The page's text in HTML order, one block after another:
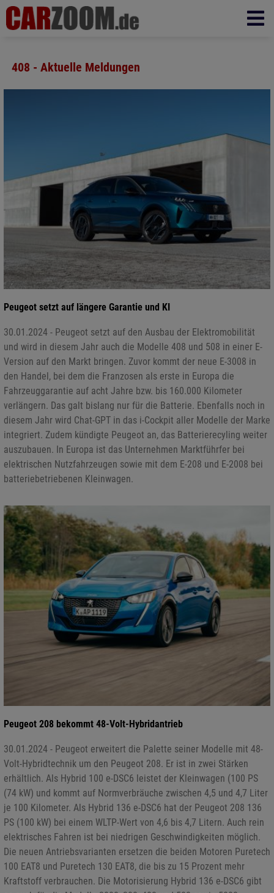
408 - Aktuelle Meldungen
Peugeot setzt auf längere Garantie und KI
30.01.2024 - Peugeot setzt auf den Ausbau der Elektromobilität
und wird in diesem Jahr auch die Modelle 408 und 508 in einer E-
Version auf den Markt bringen. Zuvor kommt der neue E-3008 in
den Handel, bei dem die Franzosen als erste in Europa die
Fahrzeuggarantie auf acht Jahre bzw. bis 160.000 Kilometer
verlängern. Das galt bislang nur für die Batterie. Ebenfalls noch in
diesem Jahr wird Chat-GPT in das i-Cockpit aller Modelle der Marke
integriert. Zudem kündigte Peugeot an, das Batterierecyling weiter
auszubauen. In Europa ist das Unternehmen Marktführfer bei
elektrischen Nutzfahrzeugen sowie mit dem E-208 und E-2008 bei
batteriebetriebenen Kleinwagen.
Peugeot 208 bekommt 48-Volt-Hybridantrieb
30.01.2024 - Peugeot erweitert die Palette seiner Modelle mit 48-
Volt-Hybridtechnik um den Peugeot 208. Er ist in zwei Stärken
erhältlich. Als Hybrid 100 e-DSC6 leistet der Kleinwagen (100 PS
(74 kW) und kommt auf Normverbräuche zwischen 4,5 und 4,7 Liter
je 100 Kilometer. Als Hybrid 136 e-DSC6 hat der Peugeot 208 136
PS (100 kW) bei einem WLTP-Wert von 4,6 bis 4,7 Litern. Auch rein
elektrisches Fahren ist bei niedrigen Geschwindigkeiten möglich.
Die neuen Antriebsvarianten ersetzen die beiden Motoren Puretech
100 EAT8 und Puretech 130 EAT8, die bis zu 15 Prozent mehr
Kraftstoff verbrauchen. Die Motorisierung Hybrid 136 e-DSC6 gibt